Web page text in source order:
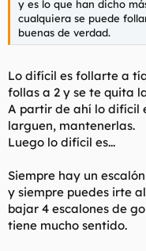
y es lo que han dicho
cualquiera se puede
buenas de verdad.
Lo difícil es follarte a
follas a 2 y se te quita
A partir de ahí lo difícil
larguen, mantenerlas.
Luego lo difícil es...
Siempre hay un
y siempre puedes irte
bajar 4 escalones de
tiene mucho sentido.